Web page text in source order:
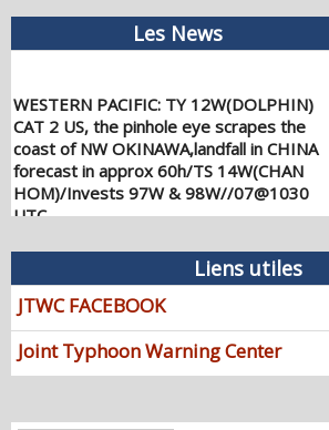
Les News
WESTERN PACIFIC: TY 12W(DOLPHIN)
CAT 2 US, the pinhole eye scrapes the
coast of NW OKINAWA,landfall in CHINA
forecast in approx 60h/TS 14W(CHAN
HOM)/Invests 97W & 98W//07@1030
UTC
WESTERN PACIFIC: TY 12W(DOLPHIN)
down from CAT4 US to CAT 1 in 36h,
gradually approaching OKINAWA/TS
13W(KUJIRA)/Invest 96W//05@2200
08/06/2026 -PATRICK HOAREAU
temporarily back to CAT 4 US with the
Liens utiles
JTWC FACEBOOK
Joint Typhoon Warning Center